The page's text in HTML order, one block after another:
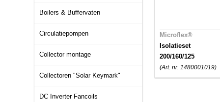
Boilers & Buffervaten
Circulatiepompen
Collector montage
Collectoren "Solar Keymark"
DC Inverter Fancoils
Microflex®
Isolatieset
200/160/125
(Art. nr. 1480001019)